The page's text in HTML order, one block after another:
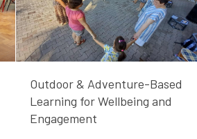
Outdoor & Adventure-Based
Learning for Wellbeing and
Engagement